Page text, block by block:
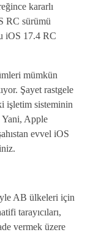
kararlı
RC sürümü
iOS 17.4 RC
mümkün
Şayet rastgele
işletim sisteminin
Yani, Apple
evvel iOS
AB ülkeleri için
tarayıcıları,
vermek üzere